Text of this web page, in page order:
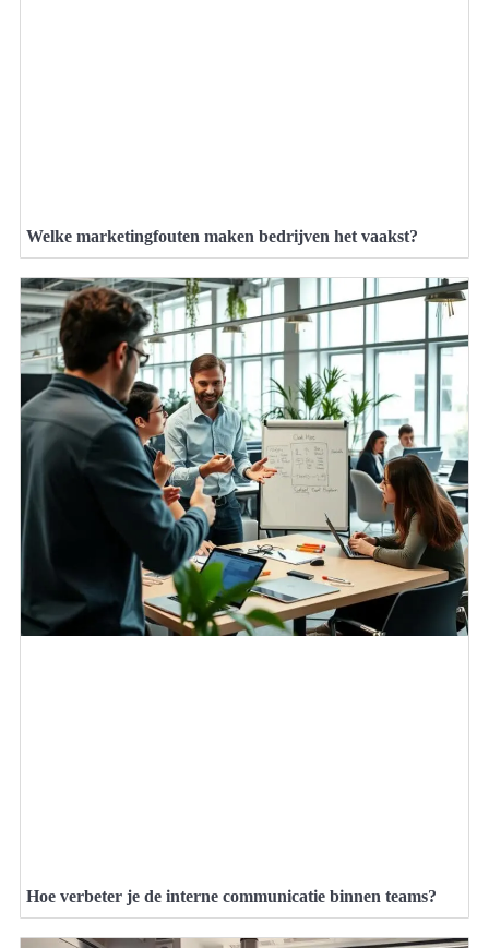
Welke marketingfouten maken bedrijven het vaakst?
Hoe verbeter je de interne communicatie binnen teams?